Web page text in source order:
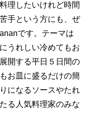
理したいけれど時間
手という方にも、ぜ
です。テーマは
うれしい冷めてもお
開する平日５日間の
お皿に盛るだけの簡
になるソースやたれ
る人気料理家のみな